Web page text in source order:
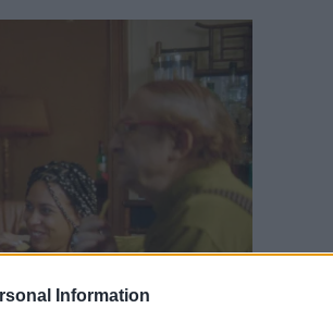
Information